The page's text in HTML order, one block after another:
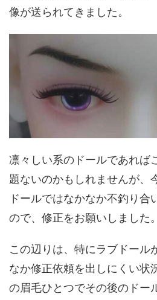
像が送られてきました。
凛々しい系のドールであれば
題ないのかもしれませんが、
ドールではなかなか不釣り合
ので、修正をお願いしました。
この辺りは、特にラブドール
なか修正依頼を出しにくい状
の眉毛ひとつでその後のドー